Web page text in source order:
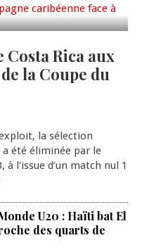
Rica aux
la Coupe du
la sélection
a été éliminée par le
l’issue d’un match nul 1
U20 : Haïti bat El
des quarts de